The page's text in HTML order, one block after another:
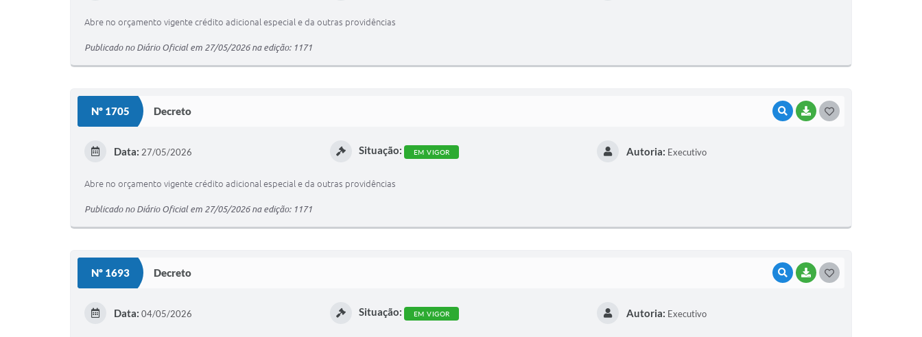
Abre no orçamento vigente crédito adicional especial e da outras providências
Publicado no Diário Oficial em 27/05/2026 na edição: 1171
Nº 1705 Decreto VISUALIZAR
BAIXAR
Data: 27/05/2026 Situação: EM VIGOR Autoria: Executivo
Abre no orçamento vigente crédito adicional especial e da outras providências
Publicado no Diário Oficial em 27/05/2026 na edição: 1171
Nº 1693 Decreto VISUALIZAR
BAIXAR
Data: 04/05/2026 Situação: EM VIGOR Autoria: Executivo